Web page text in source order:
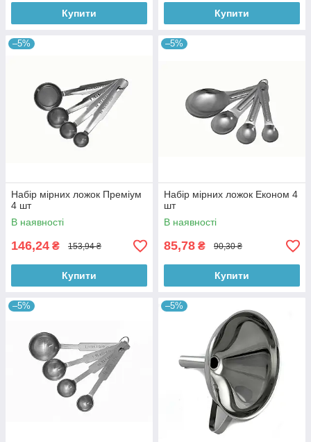
Купити Купити
–5%
Набір мірних ложок Преміум
4 шт
В наявності
146,24 ₴ 153,94 ₴
Купити
–5%
Набір мірних ложок Економ 4
шт
В наявності
85,78 ₴ 90,30 ₴
Купити
–5% –5%